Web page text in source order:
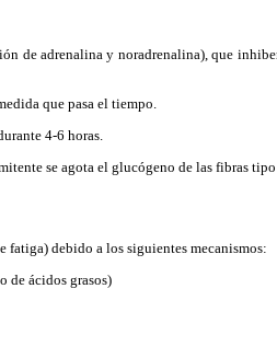
de adrenalina y noradrenalina), que
que pasa el tiempo.
4-6 horas.
se agota el glucógeno de las fibras
debido a los siguientes mecanismos:
de ácidos grasos)